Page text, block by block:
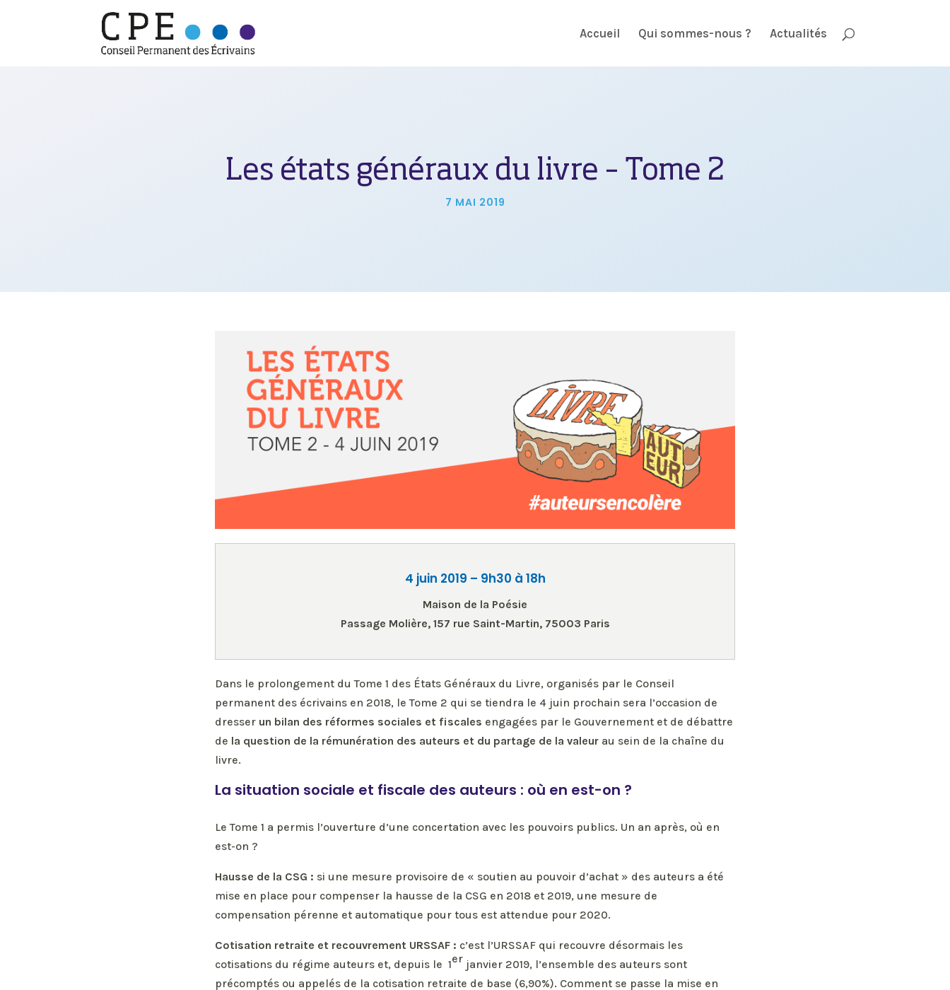
Accueil Qui sommes-nous ? Actualités
Les états généraux du livre – Tome 2
7 MAI 2019
4 juin 2019 – 9h30 à 18h
Maison de la Poésie
Passage Molière, 157 rue Saint-Martin, 75003 Paris
Dans le prolongement du Tome 1 des États Généraux du Livre, organisés par le Conseil
permanent des écrivains en 2018, le Tome 2 qui se tiendra le 4 juin prochain sera l’occasion de
dresser un bilan des réformes sociales et fiscales engagées par le Gouvernement et de débattre
de la question de la rémunération des auteurs et du partage de la valeur au sein de la chaîne du
livre.
La situation sociale et fiscale des auteurs : où en est-on ?
Le Tome 1 a permis l’ouverture d’une concertation avec les pouvoirs publics. Un an après, où en
est-on ?
Hausse de la CSG : si une mesure provisoire de « soutien au pouvoir d’achat » des auteurs a été
mise en place pour compenser la hausse de la CSG en 2018 et 2019, une mesure de
compensation pérenne et automatique pour tous est attendue pour 2020.
Cotisation retraite et recouvrement URSSAF : c’est l’URSSAF qui recouvre désormais les
cotisations du régime auteurs et, depuis le 1er janvier 2019, l’ensemble des auteurs sont
précomptés ou appelés de la cotisation retraite de base (6,90%). Comment se passe la mise en